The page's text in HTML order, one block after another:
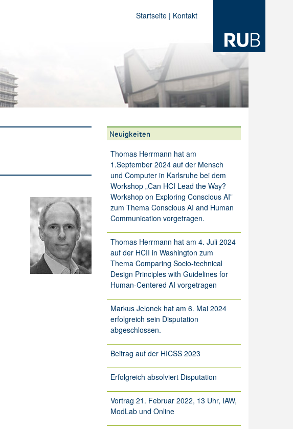
Startseite | Kontakt
Neuigkeiten
Thomas Herrmann hat am
1.September 2024 auf der Mensch
und Computer in Karlsruhe bei dem
Workshop „Can HCI Lead the Way?
Workshop on Exploring Conscious AI”
zum Thema Conscious AI and Human
Communication vorgetragen.
Thomas Herrmann hat am 4. Juli 2024
auf der HCII in Washington zum
Thema Comparing Socio-technical
Design Principles with Guidelines for
Human-Centered AI vorgetragen
Markus Jelonek hat am 6. Mai 2024
erfolgreich sein Disputation
abgeschlossen.
Beitrag auf der HICSS 2023
Erfolgreich absolviert Disputation
Vortrag 21. Februar 2022, 13 Uhr, IAW,
ModLab und Online